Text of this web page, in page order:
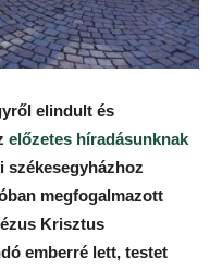
elindult és
előzetes híradásunknak
székesegyházhoz
megfogalmazott
Krisztus
emberré lett, testet